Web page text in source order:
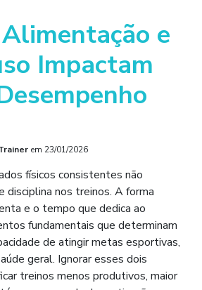
e
Impactam
em 23/01/2026
físicos consistentes não
disciplina nos treinos. A forma
e o tempo que dedica ao
fundamentais que determinam
de atingir metas esportivas,
geral. Ignorar esses dois
treinos menos produtivos, maior